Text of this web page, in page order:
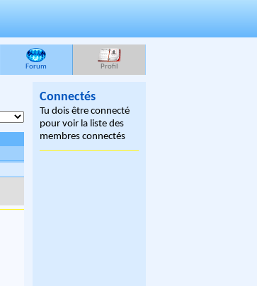
Forum Profil
Connectés
Tu dois être connecté
pour voir la liste des
membres connectés